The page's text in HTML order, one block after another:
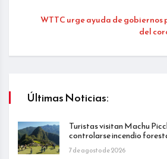
WTTC urge ayuda de
del
Últimas Noticias:
Turistas visitan Machu
controlarse incendio
7 de agosto de 2026